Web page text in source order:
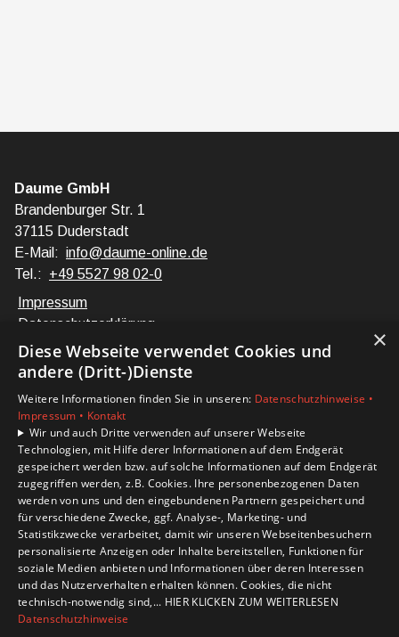
Daume GmbH
Brandenburger Str. 1
37115 Duderstadt
E-Mail: info@daume-online.de
Tel.: +49 5527 98 02-0
Impressum
Datenschutzerklärung
Barrierefreiheitserklärung
Privatkunden
Karriere
Unternehmen
Kontakt
×
Diese Webseite verwendet Cookies und
andere (Dritt-)Dienste
Weitere Informationen finden Sie in unseren: Datenschutzhinweise •
Impressum • Kontakt
Wir und auch Dritte verwenden auf unserer Webseite
Technologien, mit Hilfe derer Informationen auf dem Endgerät
gespeichert werden bzw. auf solche Informationen auf dem Endgerät
zugegriffen werden, z.B. Cookies. Ihre personenbezogenen Daten
werden von uns und den eingebundenen Partnern gespeichert und
für verschiedene Zwecke, ggf. Analyse-, Marketing- und
Statistikzwecke verarbeitet, damit wir unseren Webseitenbesuchern
personalisierte Anzeigen oder Inhalte bereitstellen, Funktionen für
soziale Medien anbieten und Informationen über deren Interessen
und das Nutzerverhalten erhalten können. Cookies, die nicht
technisch-notwendig sind,... HIER KLICKEN ZUM WEITERLESEN
Datenschutzhinweise